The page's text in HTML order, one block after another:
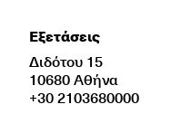
Εξετάσεις
Διδότου 15
10680 Αθήνα
+30 2103680000